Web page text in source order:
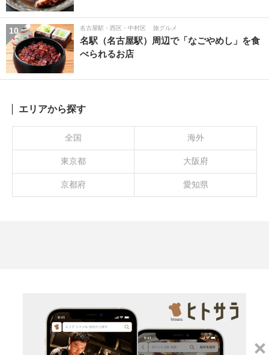
10 名古屋駅・西区・中村区 旅グルメ
名駅（名古屋駅）周辺で「なごやめし」を食
べられるお店
エリアから探す
全国 海外
東京都 大阪府
京都府 愛知県